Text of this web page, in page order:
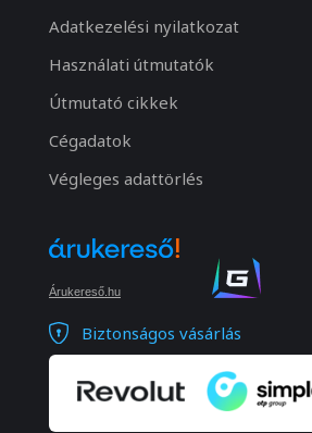
Adatkezelési nyilatkozat
Használati útmutatók
Útmutató cikkek
Cégadatok
Végleges adattörlés
Árukereső.hu
Biztonságos vásárlás